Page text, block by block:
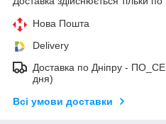
Нова Пошта
Delivery
Дocтaвкa по Дніпру -
дня)
Всі умови доставки